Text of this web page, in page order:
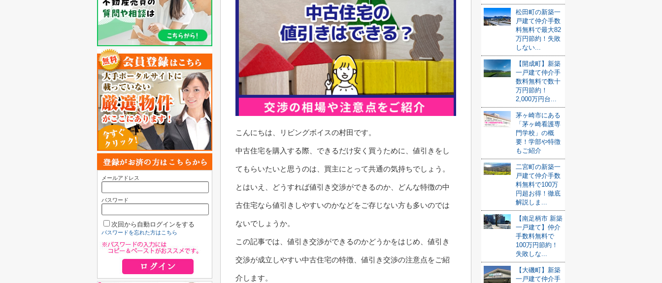
こんにちは、リビングボイスの村田です。
中古住宅を購入する際、できるだけ安く買うために、値引きをし
てもらいたいと思うのは、買主にとって共通の気持ちでしょう。
とはいえ、どうすれば値引き交渉ができるのか、どんな特徴の中
古住宅なら値引きしやすいのかなどをご存じない方も多いのでは
ないでしょうか。
この記事では、値引き交渉ができるのかどうかをはじめ、値引き
交渉が成立しやすい中古住宅の特徴、値引き交渉の注意点をご紹
介します。
松田町の新築一
戸建て仲介手数
料無料で最大82
万円節約！失敗
しない...
【開成町】新築
一戸建て仲介手
数料無料で数十
万円節約！
2,000万円台...
茅ヶ崎市にある
「茅ヶ崎看護専
門学校」の概
要！学部や特徴
もご紹介
二宮町の新築一
戸建て仲介手数
料無料で100万
円超お得！徹底
解説しま...
【南足柄市 新築
一戸建て】仲介
手数料無料で
100万円節約！
失敗しな...
【大磯町】新築
一戸建て仲介手
メールアドレス
パスワード
次回から自動ログインをする
パスワードを忘れた方はこちら